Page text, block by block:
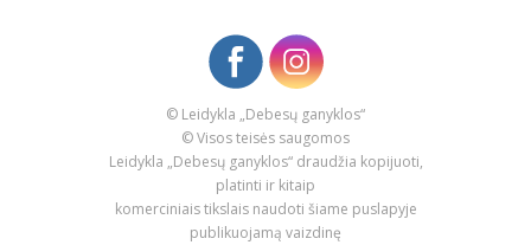
© Leidykla „Debesų ganyklos“
© Visos teisės saugomos
Leidykla „Debesų ganyklos“ draudžia kopijuoti,
platinti ir kitaip
komerciniais tikslais naudoti šiame puslapyje
publikuojamą vaizdinę